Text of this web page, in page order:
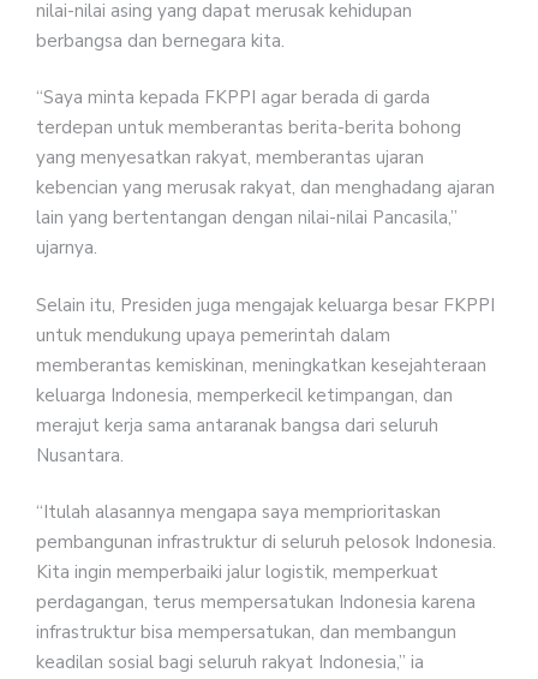
nilai-nilai asing yang dapat merusak kehidupan
berbangsa dan bernegara kita.
“Saya minta kepada FKPPI agar berada di garda
terdepan untuk memberantas berita-berita bohong
yang menyesatkan rakyat, memberantas ujaran
kebencian yang merusak rakyat, dan menghadang ajaran
lain yang bertentangan dengan nilai-nilai Pancasila,”
ujarnya.
Selain itu, Presiden juga mengajak keluarga besar FKPPI
untuk mendukung upaya pemerintah dalam
memberantas kemiskinan, meningkatkan kesejahteraan
keluarga Indonesia, memperkecil ketimpangan, dan
merajut kerja sama antaranak bangsa dari seluruh
Nusantara.
“Itulah alasannya mengapa saya memprioritaskan
pembangunan infrastruktur di seluruh pelosok Indonesia.
Kita ingin memperbaiki jalur logistik, memperkuat
perdagangan, terus mempersatukan Indonesia karena
infrastruktur bisa mempersatukan, dan membangun
keadilan sosial bagi seluruh rakyat Indonesia,” ia